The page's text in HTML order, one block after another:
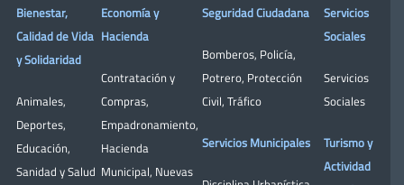
Bienestar,
Calidad de Vida
y Solidaridad
Animales,
Deportes,
Educación,
Sanidad y Salud
Economía y
Hacienda
Contratación y
Compras,
Empadronamiento,
Hacienda
Municipal, Nuevas
Seguridad Ciudadana
Bomberos, Policía,
Potrero, Protección
Civil, Tráfico
Servicios Municipales
Servicios
Sociales
Servicios
Sociales
Turismo y
Actividad